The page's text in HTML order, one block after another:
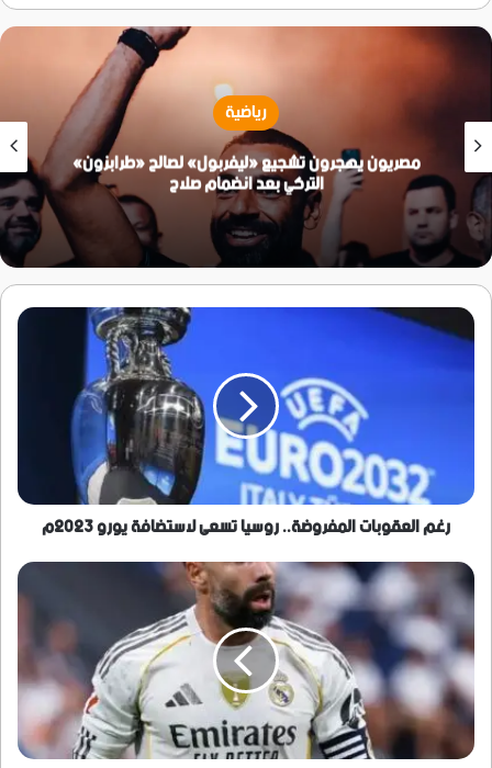
رياضية
مصريون يهجرون تشجيع «ليفربول» لصالح «طرابزون»
التركي بعد انضمام صلاح
رغم
العقوبات
المفروضة..
2023م
رغم العقوبات المفروضة.. روسيا تسعى لاستضافة يورو 2023م
ريال
مدريد
يعلن
غياب
كارفخال
عن
الملاعب
مجددا
بسبب